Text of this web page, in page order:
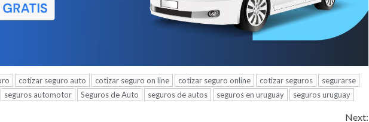
cotizar seguro auto cotizar seguro on line cotizar seguro online cotizar seguros
segurarse
seguros automotor Seguros de Auto seguros de autos seguros en uruguay seguros uruguay
Next: